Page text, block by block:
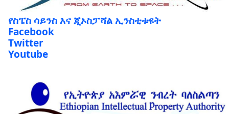
የስፔስ ሳይንስ እና ጂኦስፓሻል ኢንስቲቱዩት
Facebook
Twitter
Youtube